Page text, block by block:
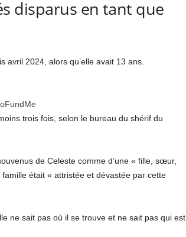
disparus en tant que
2024, alors qu’elle avait 13 ans.
trois fois, selon le bureau du shérif du
de Celeste comme d’une « fille, sœur,
était « attristée et dévastée par cette
ne sait pas où il se trouve et ne sait pas qui est